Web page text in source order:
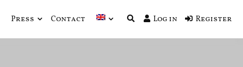
Press Contact Log in Register